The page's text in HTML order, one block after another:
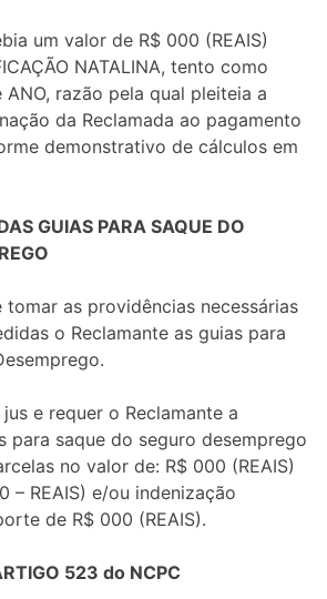
um valor de R$ 000 (REAIS)
NATALINA, tento como
razão pela qual pleiteia a
da Reclamada ao pagamento
demonstrativo de cálculos em
GUIAS PARA SAQUE DO
tomar as providências necessárias
o Reclamante as guias para
e requer o Reclamante a
para saque do seguro desemprego
no valor de: R$ 000 (REAIS)
– REAIS) e/ou indenização
de R$ 000 (REAIS).
523 do NCPC